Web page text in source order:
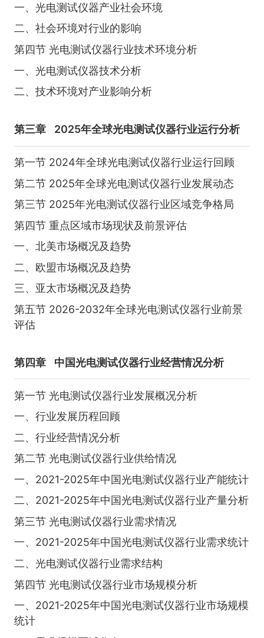
一、光电测试仪器产业社会环境
二、社会环境对行业的影响
第四节 光电测试仪器行业技术环境分析
一、光电测试仪器技术分析
二、技术环境对产业影响分析
第三章 2025年全球光电测试仪器行业运行分析
第一节 2024年全球光电测试仪器行业运行回顾
第二节 2025年全球光电测试仪器行业发展动态
第三节 2025年光电测试仪器行业区域竞争格局
第四节 重点区域市场现状及前景评估
一、北美市场概况及趋势
二、欧盟市场概况及趋势
三、亚太市场概况及趋势
第五节 2026-2032年全球光电测试仪器行业前景
评估
第四章 中国光电测试仪器行业经营情况分析
第一节 光电测试仪器行业发展概况分析
一、行业发展历程回顾
二、行业经营情况分析
第二节 光电测试仪器行业供给情况
一、2021-2025年中国光电测试仪器行业产能统计
二、2021-2025年中国光电测试仪器行业产量分析
第三节 光电测试仪器行业需求情况
一、2021-2025年中国光电测试仪器行业需求统计
二、光电测试仪器行业需求结构
第四节 光电测试仪器行业市场规模分析
一、2021-2025年中国光电测试仪器行业市场规模
统计